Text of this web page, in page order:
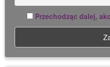
Przechodząc dalej,